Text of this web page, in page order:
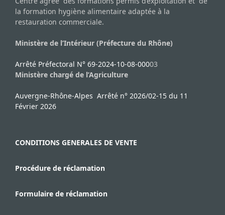
la formation hygiène alimentaire adaptée à la
restauration commerciale.
Ministère de l’Intérieur (Préfecture du Rhône)
Arrêté Préfectoral N° 69-2024-10-08-00003
Ministère chargé de l’Agriculture
Auvergne-Rhône-Alpes Arrêté n° 2026/02-15 du 11
Février 2026
CONDITIONS GENERALES DE VENTE
Procédure de réclamation
Formulaire de réclamation